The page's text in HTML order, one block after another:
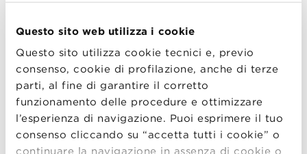
Questo sito web utilizza i cookie
Questo sito utilizza cookie tecnici e, previo
consenso, cookie di profilazione, anche di terze
parti, al fine di garantire il corretto
funzionamento delle procedure e ottimizzare
l’esperienza di navigazione. Puoi esprimere il tuo
consenso cliccando su “accetta tutti i cookie” o
continuare la navigazione in assenza di cookie o
enogastronomico, molti dei quali dotati di una
spiccata mentalità imprenditoriale, di trascorrere
numerosi mesi in classe piuttosto che sul campo?
Non hanno già avuto abbastanza formazione? Non
dovrebbero essere là fuori ad acquisire competenze
pratiche?
Cathy propone cinque metodi per trovare risposta ai